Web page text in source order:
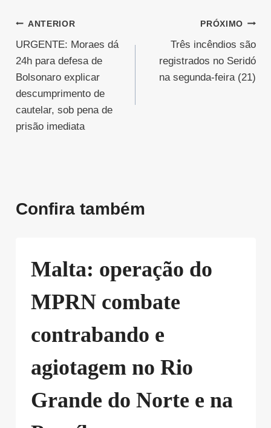
Navegação
de
Post
ANTERIOR
URGENTE: Moraes dá
24h para defesa de
Bolsonaro explicar
descumprimento de
cautelar, sob pena de
prisão imediata
PRÓXIMO
Três incêndios são
registrados no Seridó
na segunda-feira (21)
Confira também
Malta: operação do
MPRN combate
contrabando e
agiotagem no Rio
Grande do Norte e na